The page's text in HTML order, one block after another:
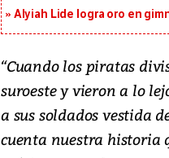
Alyiah Lide logra oro en
“Cuando los piratas
suroeste y vieron a lo
a sus soldados vestida
cuenta nuestra historia